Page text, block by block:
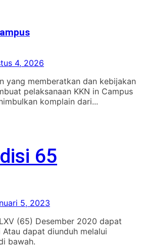
4, 2026
yang memberatkan dan kebijakan
pelaksanaan KKN in Campus
komplain dari...
65
5, 2023
(65) Desember 2020 dapat
dapat diunduh melalui
bawah.